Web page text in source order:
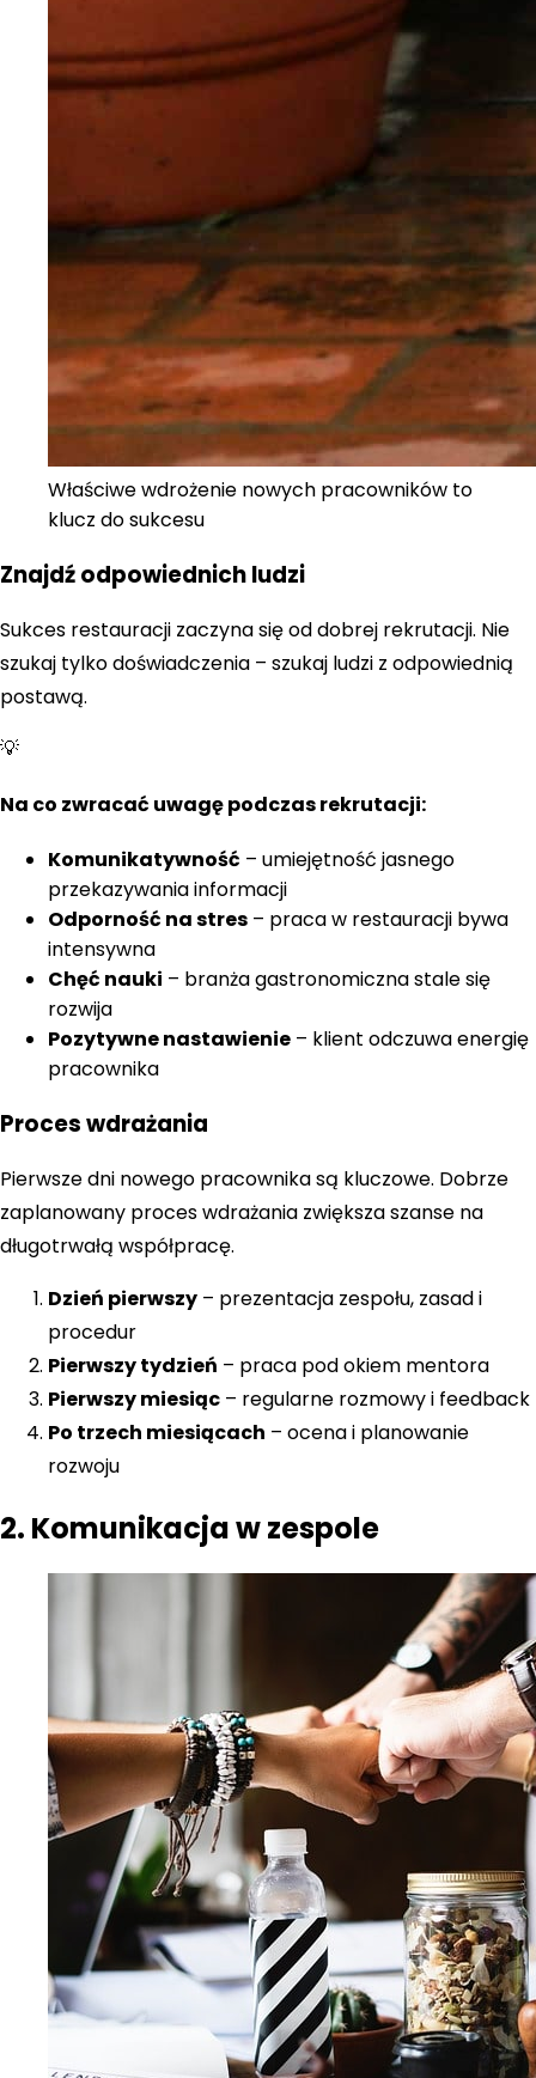
Właściwe wdrożenie nowych pracowników to
klucz do sukcesu
Znajdź odpowiednich ludzi
Sukces restauracji zaczyna się od dobrej rekrutacji. Nie
szukaj tylko doświadczenia – szukaj ludzi z odpowiednią
postawą.
💡
Na co zwracać uwagę podczas rekrutacji:
Komunikatywność – umiejętność jasnego
przekazywania informacji
Odporność na stres – praca w restauracji bywa
intensywna
Chęć nauki – branża gastronomiczna stale się
rozwija
Pozytywne nastawienie – klient odczuwa energię
pracownika
Proces wdrażania
Pierwsze dni nowego pracownika są kluczowe. Dobrze
zaplanowany proces wdrażania zwiększa szanse na
długotrwałą współpracę.
Dzień pierwszy – prezentacja zespołu, zasad i
procedur
Pierwszy tydzień – praca pod okiem mentora
Pierwszy miesiąc – regularne rozmowy i feedback
Po trzech miesiącach – ocena i planowanie
rozwoju
2. Komunikacja w zespole